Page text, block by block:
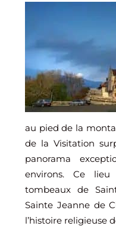
au pied de la
de la Visitation
panorama
environs. Ce
tombeaux de
Sainte Jeanne de
l’histoire religieuse